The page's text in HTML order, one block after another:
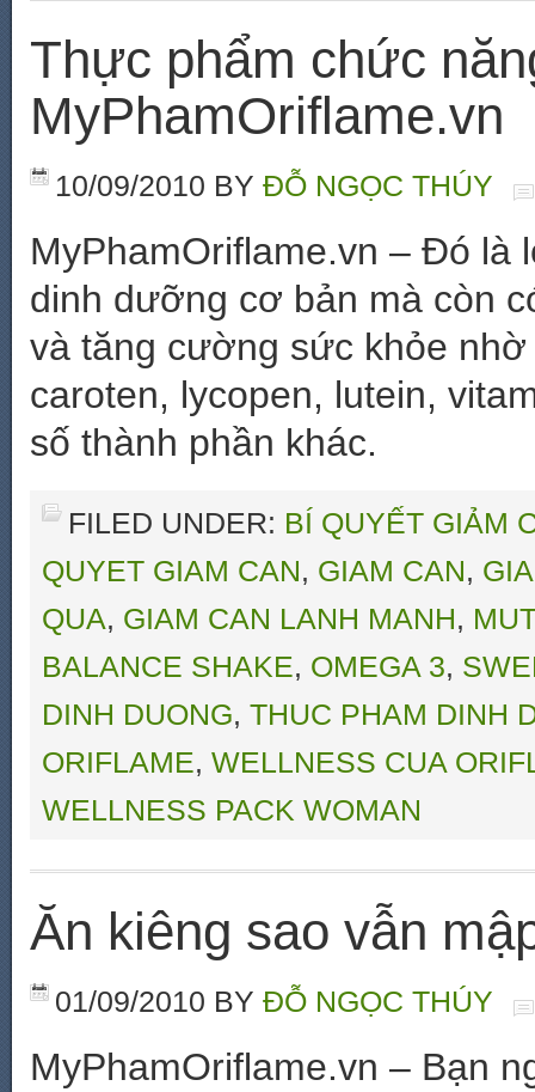
Thực phẩm chức
MyPhamOriflame.vn
10/09/2010 BY ĐỖ NGỌC THÚY
MyPhamOriflame.vn – Đó là
dinh dưỡng cơ bản mà còn
và tăng cường sức khỏe
caroten, lycopen, lutein,
số thành phần khác.
FILED UNDER: BÍ QUYẾT GIẢM
QUYET GIAM CAN, GIAM CAN,
QUA, GIAM CAN LANH MANH,
BALANCE SHAKE, OMEGA 3,
DINH DUONG, THUC PHAM DINH
ORIFLAME, WELLNESS CUA
WELLNESS PACK WOMAN
Ăn kiêng sao vẫn
01/09/2010 BY ĐỖ NGỌC THÚY
MyPhamOriflame.vn – Bạn